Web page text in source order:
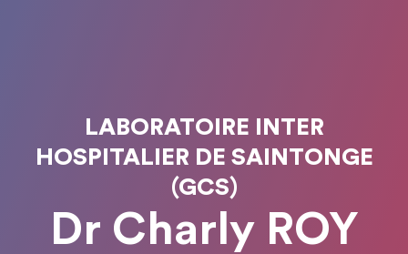
LABORATOIRE INTER
HOSPITALIER DE SAINTONGE
(GCS)
Dr Charly ROY